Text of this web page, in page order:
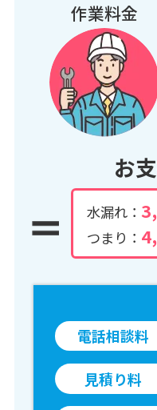
作業料金
お
水漏れ：
つまり：
電話相談料
見積り料